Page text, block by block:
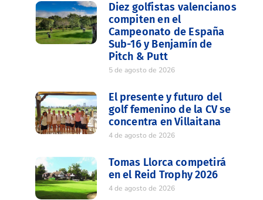
Diez golfistas valencianos
compiten en el
Campeonato de España
Sub-16 y Benjamín de
Pitch & Putt
5 de agosto de 2026
El presente y futuro del
golf femenino de la CV se
concentra en Villaitana
4 de agosto de 2026
Tomas Llorca competirá
en el Reid Trophy 2026
4 de agosto de 2026